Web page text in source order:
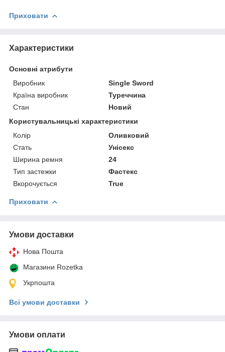
Приховати
Характеристики
Основні атрибути
Виробник
Single Sword
Країна виробник
Туреччина
Стан
Новий
Користувальницькі характеристики
Колір
Оливковий
Стать
Унісекс
Ширина ремня
24
Тип застежки
Фастекс
Вкорочується
True
Приховати
Умови доставки
Нова Пошта
Магазини Rozetka
Укрпошта
Всі умови доставки
Умови оплати